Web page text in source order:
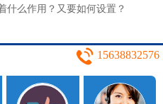
什么作用？又要如何设置？
15638832576